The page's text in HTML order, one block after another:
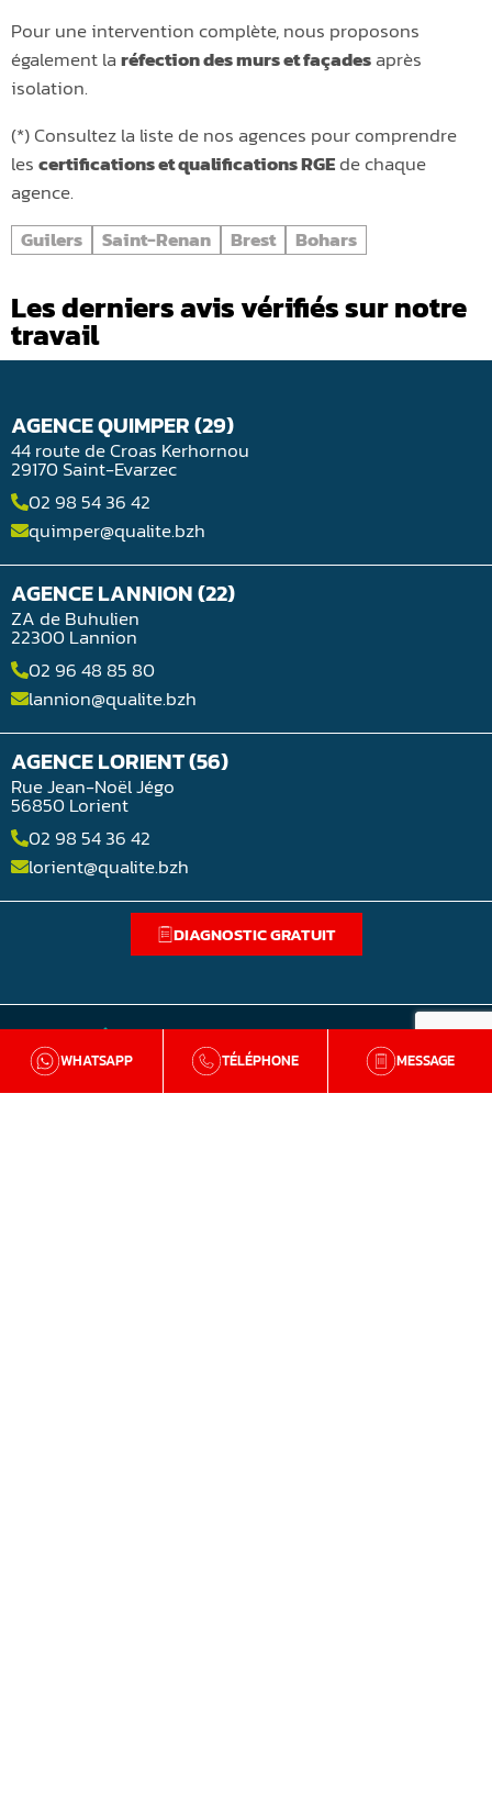
WHATSAPP TÉLÉPHONE MESSAGE
Pour une intervention complète, nous proposons
également laréfection des murs et façadesaprès
isolation.
(*) Consultez la liste de nos agences pour comprendre
lescertifications et qualifications RGEde chaque
agence.
Guilers
Saint-Renan Brest Bohars
Les derniers avis vérifiés sur notre
travail
AGENCE QUIMPER (29)
44 route de Croas Kerhornou
29170 Saint-Evarzec
02 98 54 36 42
quimper@qualite.bzh
AGENCE LANNION (22)
ZA de Buhulien
22300 Lannion
02 96 48 85 80
lannion@qualite.bzh
AGENCE LORIENT (56)
Rue Jean-Noël Jégo
56850 Lorient
02 98 54 36 42
lorient@qualite.bzh
DIAGNOSTIC GRATUIT